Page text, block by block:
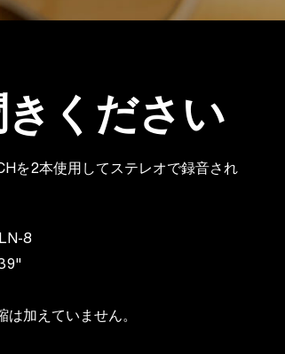
ください
を2本使用してステレオで録音され
8
加えていません。